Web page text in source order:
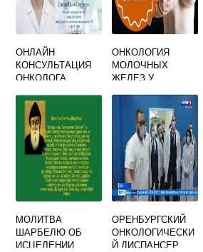
ОНЛАЙН
КОНСУЛЬТАЦИЯ
ОНКОЛОГА
ОНКОЛОГИЯ
МОЛОЧНЫХ
ЖЕЛЕЗ У
МОЛИТВА
ШАРБЕЛЮ ОБ
ИСЦЕЛЕНИИ
ОРЕНБУРГСКИЙ
ОНКОЛОГИЧЕСКИ
Й ДИСПАНСЕР